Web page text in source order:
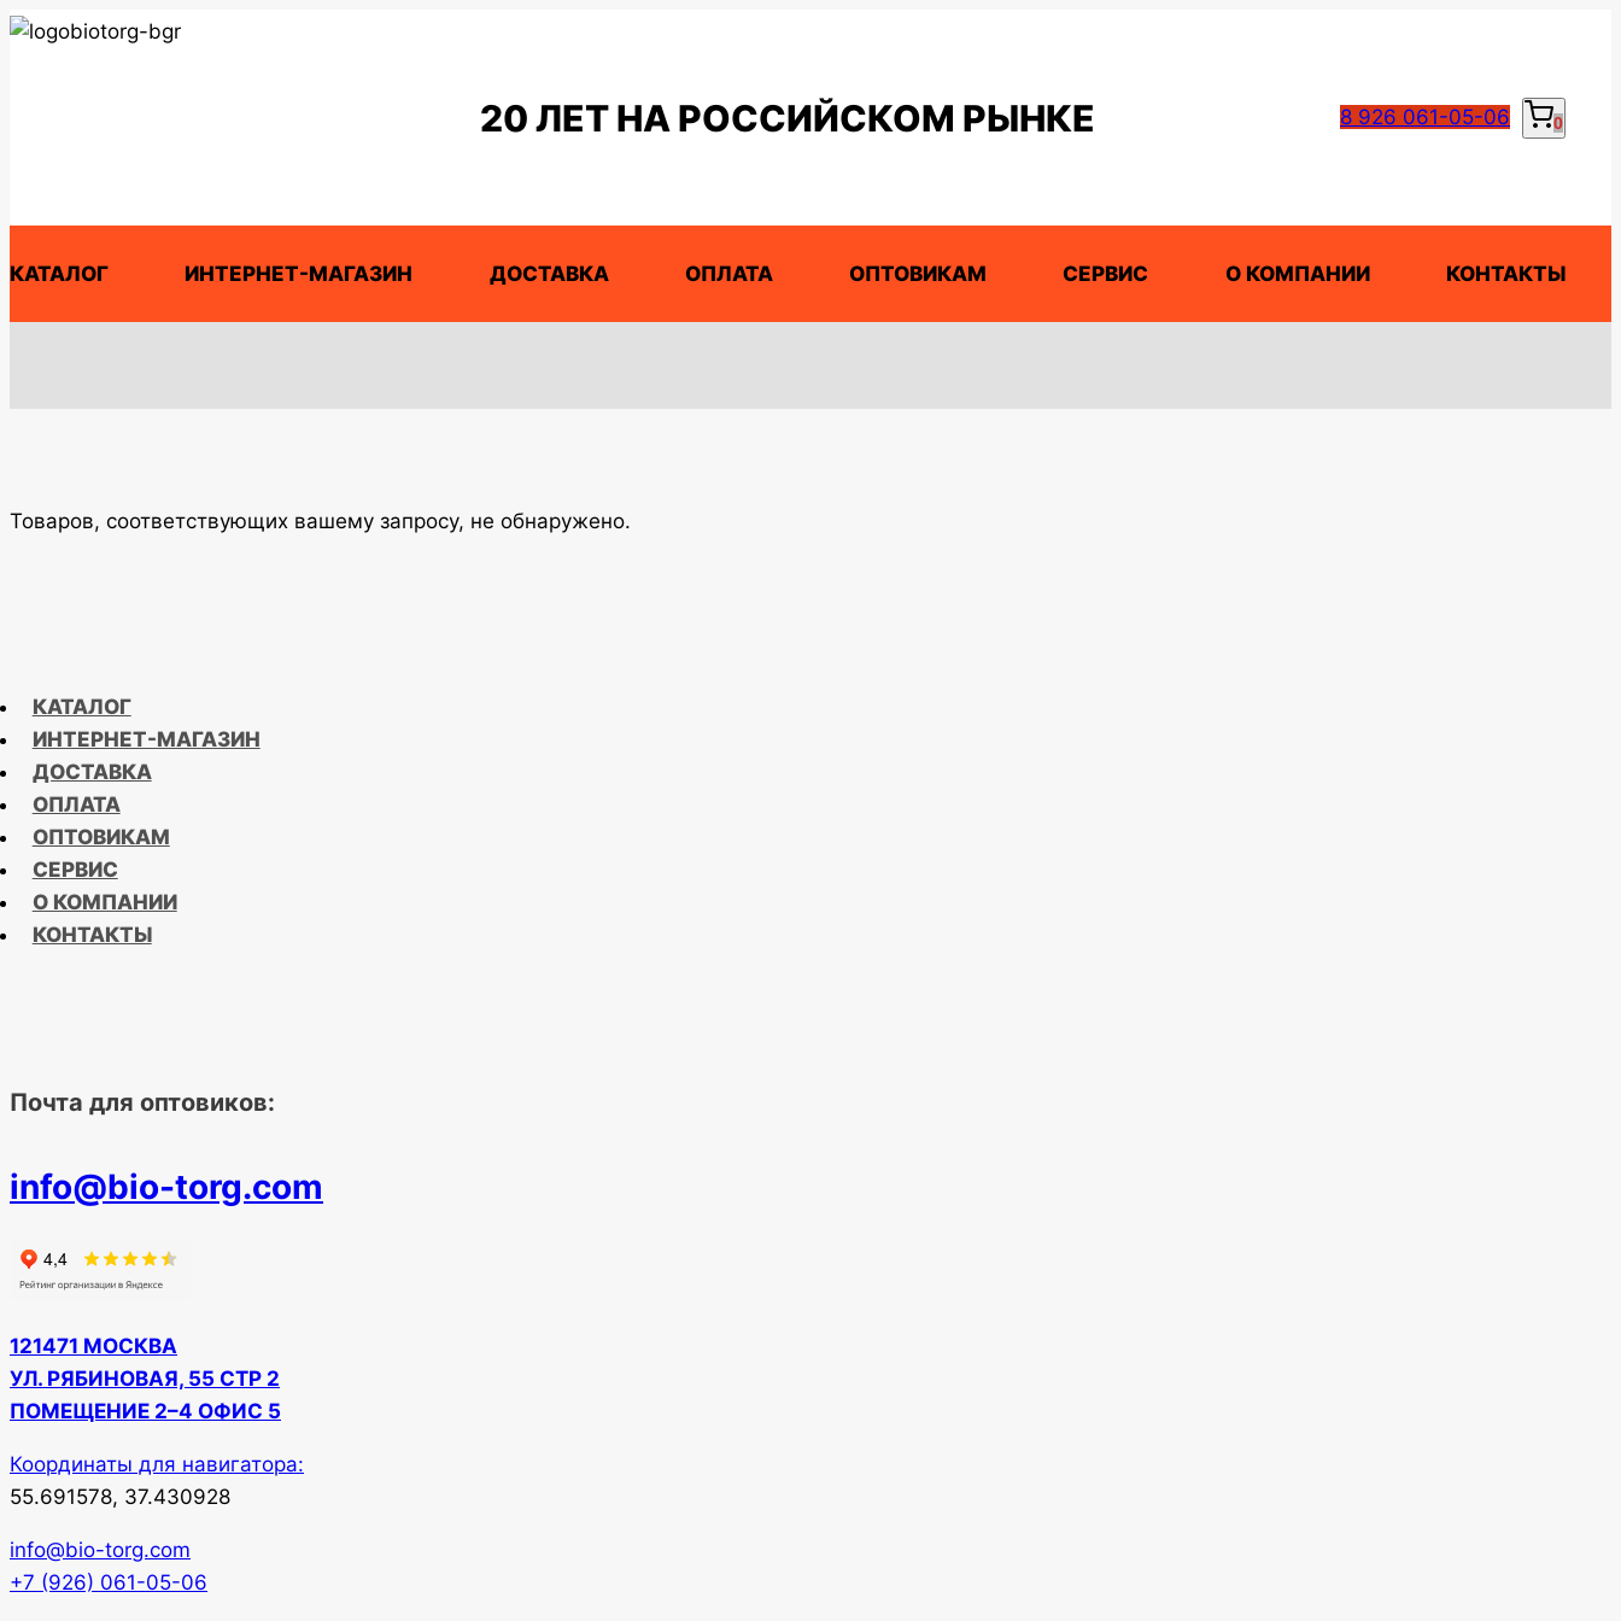
Перейти
20 ЛЕТ НА РОССИЙСКОМ РЫНКЕ 8 926 061-05-06 0
КАТАЛОГ ИНТЕРНЕТ-МАГАЗИН ДОСТАВКА ОПЛАТА ОПТОВИКАМ СЕРВИС О КОМПАНИИ КОНТАКТЫ
Товаров, соответствующих вашему запросу, не обнаружено.
КАТАЛОГ
ИНТЕРНЕТ-МАГАЗИН
ДОСТАВКА
ОПЛАТА
ОПТОВИКАМ
СЕРВИС
О КОМПАНИИ
КОНТАКТЫ
Почта для оптовиков:
info@bio-torg.com
121471 МОСКВА
УЛ. РЯБИНОВАЯ, 55 СТР 2
ПОМЕЩЕНИЕ 2–4 ОФИС 5
Координаты для навигатора:
55.691578, 37.430928
info@bio-torg.com
+7 (926) 061-05-06